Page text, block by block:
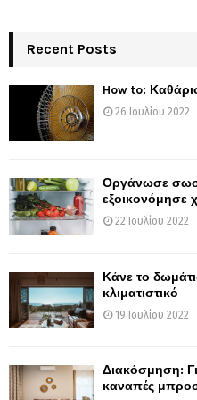
Recent Posts
How to:
26 Ιουλίου 2022
Οργάνωσε
εξοικονόμησε
22 Ιουλίου 2022
Κάνε το
κλιματιστικό
19 Ιουλίου 2022
Διακόσμηση:
καναπές